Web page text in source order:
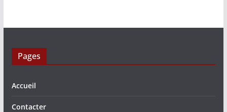
Pages
Accueil
Contacter